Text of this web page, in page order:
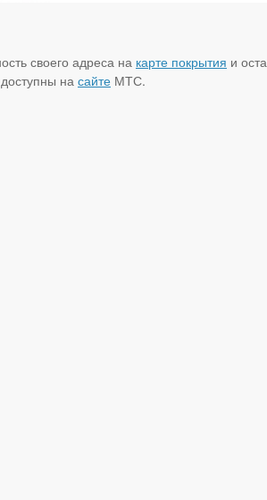
своего адреса на карте покрытия и
на сайте МТС.